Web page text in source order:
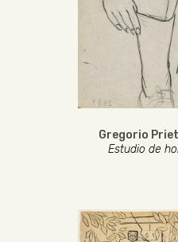
Gregorio
Estudio de